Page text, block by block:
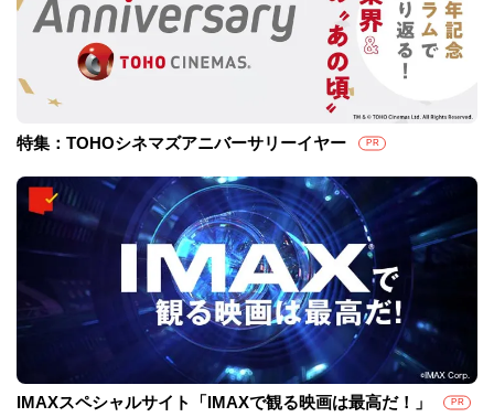
特集：TOHOシネマズアニバーサリーイヤー PR
IMAXスペシャルサイト「IMAXで観る映画は最高だ！」 PR